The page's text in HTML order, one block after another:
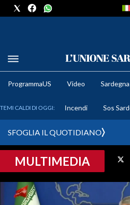
METEO
CRONACA SARDEGNA
PROVINCIA DI CAGLIARI
ProgrammaUS Video Sardegna
TEMI CALDI DI OGGI: Incendi Sos
SFOGLIA IL QUOTIDIANO
MULTIMEDIA